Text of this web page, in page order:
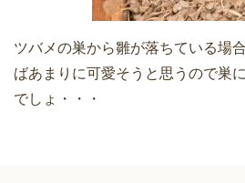
ツバメの巣から雛が落ちている場
ばあまりに可愛そうと思うので巣
でしょ・・・